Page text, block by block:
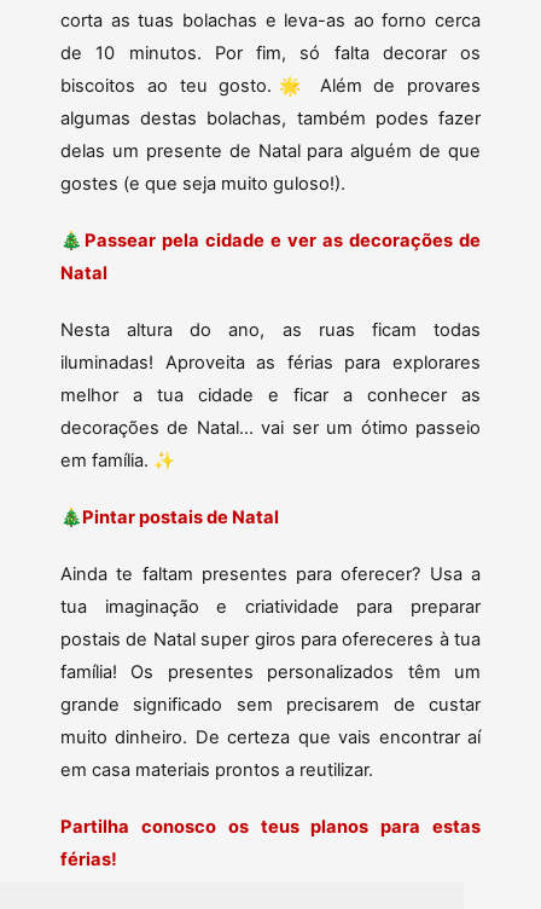
corta as tuas bolachas e leva-as ao forno cerca
de 10 minutos. Por fim, só falta decorar os
biscoitos ao teu gosto.🌟 Além de provares
algumas destas bolachas, também podes fazer
delas um presente de Natal para alguém de que
gostes (e que seja muito guloso!).
🎄Passear pela cidade e ver as decorações de
Natal
Nesta altura do ano, as ruas ficam todas
iluminadas! Aproveita as férias para explorares
melhor a tua cidade e ficar a conhecer as
decorações de Natal... vai ser um ótimo passeio
em família. ✨
🎄Pintar postais de Natal
Ainda te faltam presentes para oferecer? Usa a
tua imaginação e criatividade para preparar
postais de Natal super giros para ofereceres à tua
família! Os presentes personalizados têm um
grande significado sem precisarem de custar
muito dinheiro. De certeza que vais encontrar aí
em casa materiais prontos a reutilizar.
Partilha conosco os teus planos para estas
férias!